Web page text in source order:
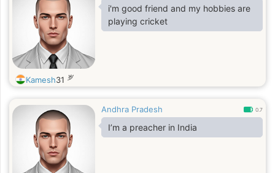
i'm good friend and my hobbies are
playing cricket
Kamesh31 岁
Andhra Pradesh 0.7
I’m a preacher in India